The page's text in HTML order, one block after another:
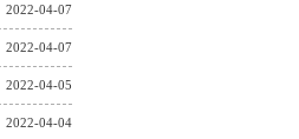
2022-04-07
2022-04-07
2022-04-05
2022-04-04